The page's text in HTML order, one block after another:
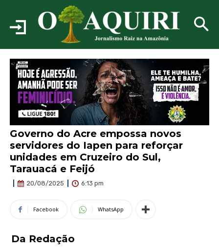
Governo do Acre empossa novos
servidores do Iapen para reforçar
unidades em Cruzeiro do Sul,
Tarauacá e Feijó
20/08/2025 6:13 pm
Facebook WhatsApp
Da Redação